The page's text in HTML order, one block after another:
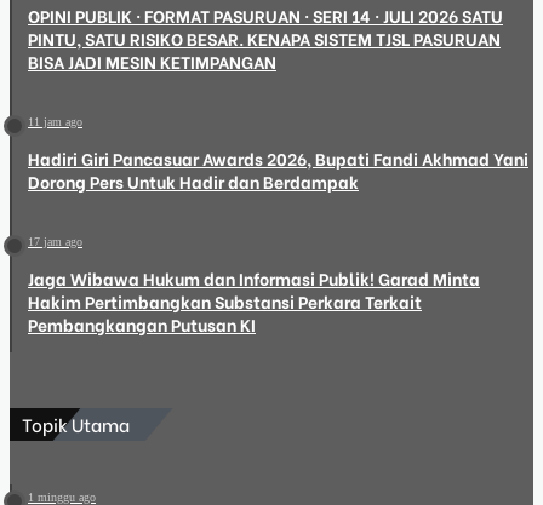
OPINI PUBLIK · FORMAT PASURUAN · SERI 14 · JULI 2026 SATU
PINTU, SATU RISIKO BESAR. KENAPA SISTEM TJSL PASURUAN
BISA JADI MESIN KETIMPANGAN
11 jam ago
Hadiri Giri Pancasuar Awards 2026, Bupati Fandi Akhmad Yani
Dorong Pers Untuk Hadir dan Berdampak
17 jam ago
Jaga Wibawa Hukum dan Informasi Publik! Garad Minta
Hakim Pertimbangkan Substansi Perkara Terkait
Pembangkangan Putusan KI
Topik Utama
1 minggu ago